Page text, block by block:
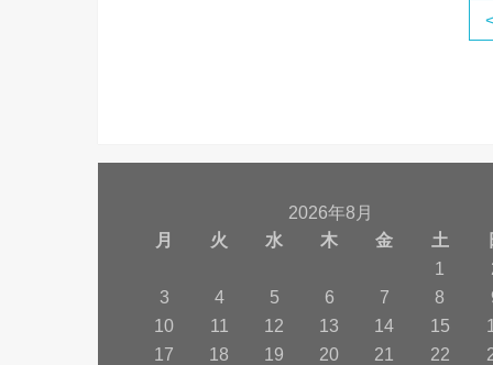
2026年8月
月
火 水 木 金 土
1
3
4 5 6 7 8
10
11 12 13 14 15
17
18 19 20 21 22